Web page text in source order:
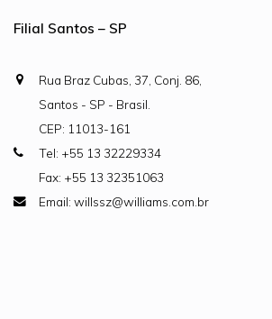
Filial Santos – SP
Rua Braz Cubas, 37, Conj. 86,
Santos - SP - Brasil.
CEP: 11013-161
Tel: +55 13 32229334
Fax: +55 13 32351063
Email: willssz@williams.com.br